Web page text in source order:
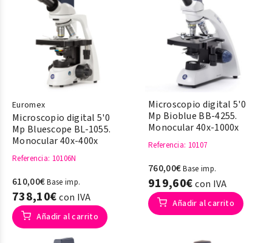
Euromex
Microscopio digital 5'0
Mp Bluescope BL-1055.
Monocular 40x-400x
Referencia: 10106N
610,00€Base imp.
738,10€con IVA
Añadir al carrito
Microscopio digital 5'0
Mp Bioblue BB-4255.
Monocular 40x-1000x
Referencia: 10107
760,00€Base imp.
919,60€con IVA
Añadir al carrito